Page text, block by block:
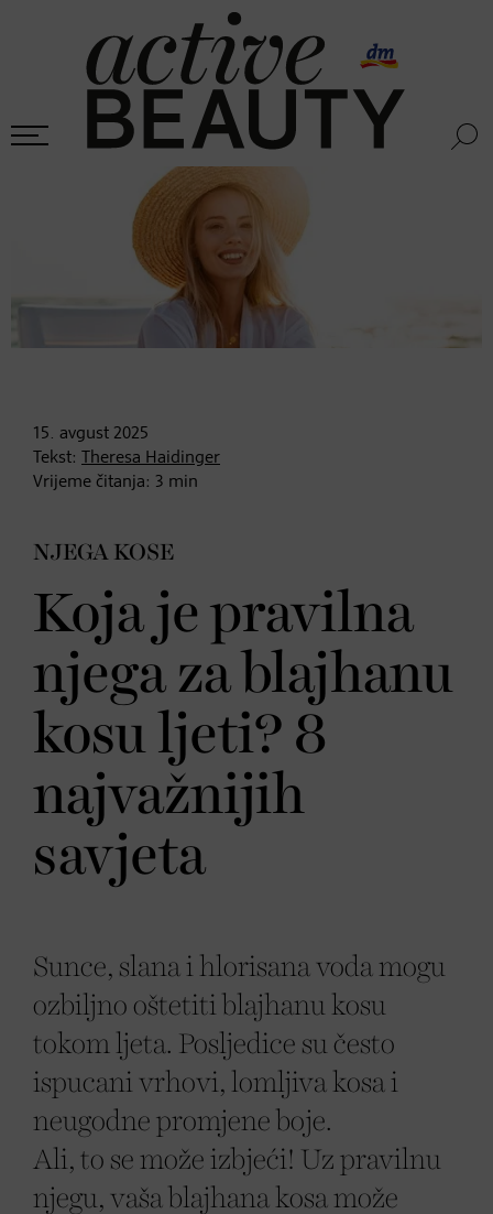
15. avgust 2025
Tekst:
Theresa Haidinger
Vrijeme čitanja: 3 min
NJEGA KOSE
Koja je pravilna
njega za blajhanu
kosu ljeti? 8
najvažnijih
savjeta
Sunce, slana i hlorisana voda mogu
ozbiljno oštetiti blajhanu kosu
tokom ljeta. Posljedice su često
ispucani vrhovi, lomljiva kosa i
neugodne promjene boje.
Ali, to se može izbjeći! Uz pravilnu
njegu, vaša blajhana kosa može